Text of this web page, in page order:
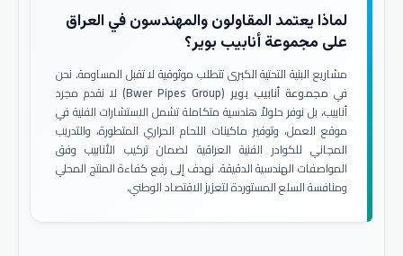
لماذا يعتمد المقاولون والمهندسون في العراق
على مجموعة أنابيب بوير؟
مشاريع البنية التحتية الكبرى تتطلب موثوقية لا تقبل المساومة. نحن
في مجموعة أنابيب بوير (Bwer Pipes Group)
لا نقدم مجرد
أنابيب، بل نوفر حلولاً هندسية متكاملة تشمل الاستشارات الفنية في
موقع العمل، وتوفير ماكينات اللحام الحراري المتطورة، والتدريب
المجاني للكوادر الفنية العراقية لضمان تركيب الأنابيب وفق
المواصفات الهندسية الدقيقة. نهدف إلى رفع كفاءة المنتج المحلي
ومنافسة السلع المستوردة لتعزيز الاقتصاد الوطني.